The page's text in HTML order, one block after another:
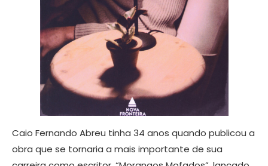
Caio Fernando Abreu tinha 34 anos quando publicou a
obra que se tornaria a mais importante de sua